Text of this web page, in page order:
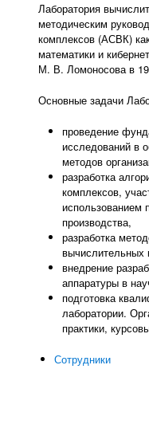
Лаборатория
методическим
комплексов (АСВК)
математики и
М. В. Ломоносовав
Основные задачи
проведение
исследований в
методов
разработка
комплексов,
использованием
производства,
разработка
вычислительных
внедрение
аппаратуры в
подготовка
лаборатории.
практики,
Сотрудники